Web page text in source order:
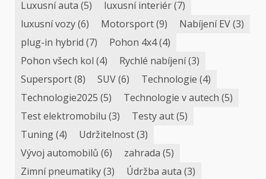
Luxusní auta (5) luxusní interiér(7)
luxusní vozy(6) Motorsport(9) Nabíjení EV(3)
plug-in hybrid (7) Pohon 4x4(4)
Pohon všech kol (4) Rychlé nabíjení(3)
Supersport(8) SUV(6) Technologie (4)
Technologie2025 (5) Technologie v autech (5)
Test elektromobilu (3) Testy aut(5)
Tuning(4) Udržitelnost(3)
Vývoj automobilů (6) zahrada (5)
Zimní pneumatiky(3) Údržba auta (3)